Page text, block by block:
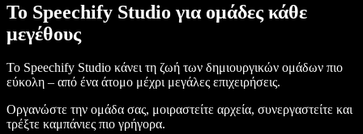
Το Speechify Studio για ομάδες κάθε
μεγέθους
Το Speechify Studio κάνει τη ζωή των δημιουργικών ομάδων πιο
εύκολη – από ένα άτομο μέχρι μεγάλες επιχειρήσεις.
Οργανώστε την ομάδα σας, μοιραστείτε αρχεία, συνεργαστείτε και
τρέξτε καμπάνιες πιο γρήγορα.